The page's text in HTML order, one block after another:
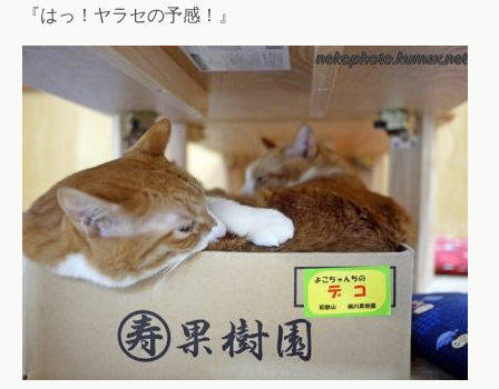
『はっ！ヤラセの予感！』